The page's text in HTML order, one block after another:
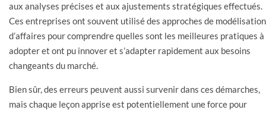
aux analyses précises et aux ajustements stratégiques effectués.
Ces entreprises ont souvent utilisé des approches de modélisation
d’affaires pour comprendre quelles sont les meilleures pratiques à
adopter et ont pu innover et s’adapter rapidement aux besoins
changeants du marché.
Bien sûr, des erreurs peuvent aussi survenir dans ces démarches,
mais chaque leçon apprise est potentiellement une force pour